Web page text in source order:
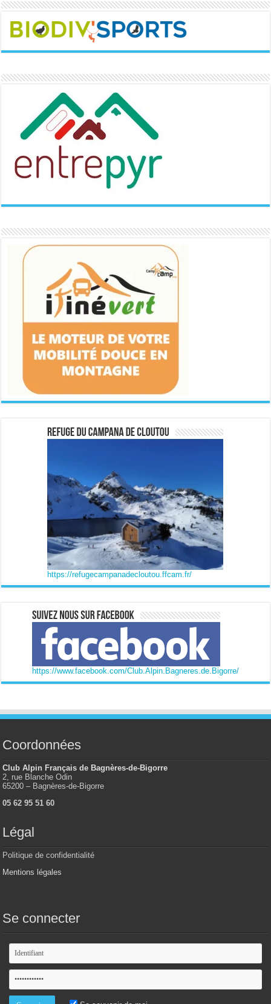
https://refugecampanadecloutou.ffcam.fr/
https://www.facebook.com/Club.Alpin.Bagneres.de.Bigorre/
Coordonnées
Club Alpin Français de Bagnères-de-Bigorre
2, rue Blanche Odin
65200 – Bagnères-de-Bigorre
05 62 95 51 60
Légal
Politique de confidentialité
Mentions légales
Se connecter